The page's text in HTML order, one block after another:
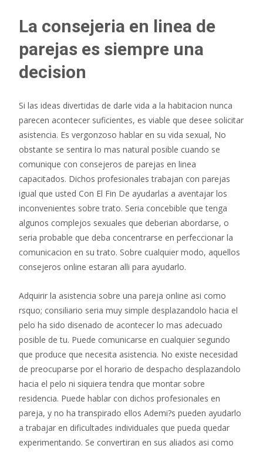
La consejeria en linea de
parejas es siempre una
decision
Si las ideas divertidas de darle vida a la habitacion nunca
parecen acontecer suficientes, es viable que desee solicitar
asistencia. Es vergonzoso hablar en su vida sexual, No
obstante se sentira lo mas natural posible cuando se
comunique con consejeros de parejas en linea
capacitados. Dichos profesionales trabajan con parejas
igual que usted Con El Fin De ayudarlas a aventajar los
inconvenientes sobre trato. Seri­a concebible que tenga
algunos complejos sexuales que deberi­an abordarse, o
seri­a probable que deba concentrarse en perfeccionar la
comunicacion en su trato. Sobre cualquier modo, aquellos
consejeros online estaran alli para ayudarlo.
Adquirir la asistencia sobre una pareja online asi­ como
rsquo; consiliario seri­a muy simple desplazandolo hacia el
pelo ha sido disenado de acontecer lo mas adecuado
posible de tu. Puede comunicarse en cualquier segundo
que produce que necesita asistencia. No existe necesidad
de preocuparse por el horario de despacho desplazandolo
hacia el pelo ni siquiera tendra que montar sobre
residencia. Puede hablar con dichos profesionales en
pareja, y no ha transpirado ellos Ademi?s pueden ayudarlo
a trabajar en dificultades individuales que pueda quedar
experimentando. Se convertiran en sus aliados asi­ como